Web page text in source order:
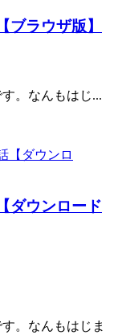
ラウザ版】
。なんもはじ...
ダウンロード
。なんもはじま